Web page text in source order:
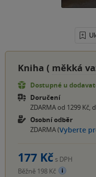
Kniha ( měkká
Dostupné u
Doručení
ZDARMA od 1299 Kč,
Osobní odběr
ZDARMA (Vyberte
177 Kč s DPH
Běžně 198 Kč